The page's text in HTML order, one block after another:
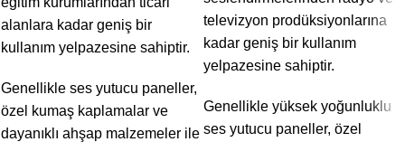
alanlara kadar geniş bir
kullanım yelpazesine sahiptir.
Genellikle ses yutucu paneller,
özel kumaş kaplamalar ve
dayanıklı ahşap malzemeler ile
televizyon prodüksiyonlarına
kadar geniş bir kullanım
yelpazesine sahiptir.
Genellikle yüksek yoğunluklu
ses yutucu paneller, özel